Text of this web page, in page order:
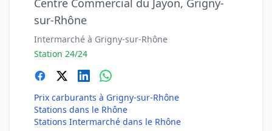
Centre Commercial du Jayon, Grigny-
sur-Rhône
Intermarché à Grigny-sur-Rhône
Station 24/24
Prix carburants à Grigny-sur-Rhône
Stations dans le Rhône
Stations Intermarché dans le Rhône